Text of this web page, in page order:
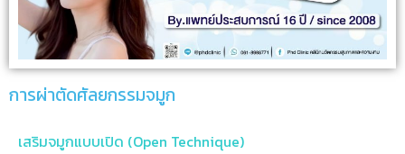
การผ่าตัดศัลยกรรมจมูก
เสริมจมูกแบบเปิด (Open Technique)